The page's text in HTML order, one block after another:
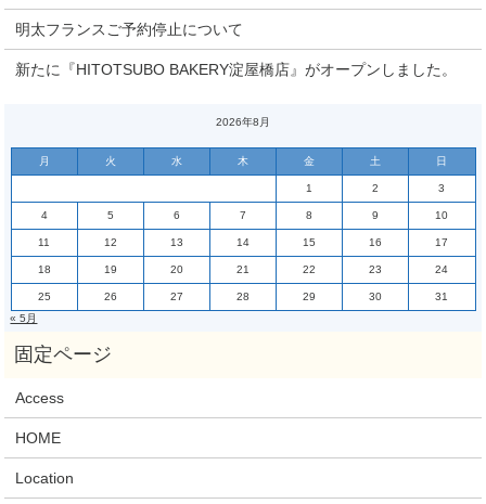
明太フランスご予約停止について
新たに『HITOTSUBO BAKERY淀屋橋店』がオープンしました。
2026年8月
月 火 水 木 金 土 日
1 2 3
4 5 6 7 8 9 10
11 12 13 14 15 16 17
18 19 20 21 22 23 24
25 26 27 28 29 30
31
« 5月
Access
HOME
Location